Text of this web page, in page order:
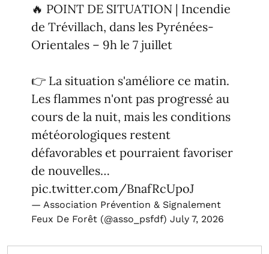
🔥 POINT DE SITUATION | Incendie
de Trévillach, dans les Pyrénées-
Orientales – 9h le 7 juillet
👉 La situation s'améliore ce matin.
Les flammes n'ont pas progressé au
cours de la nuit, mais les conditions
météorologiques restent
défavorables et pourraient favoriser
de nouvelles…
pic.twitter.com/BnafRcUpoJ
— Association Prévention & Signalement
Feux De Forêt (@asso_psfdf) July 7, 2026